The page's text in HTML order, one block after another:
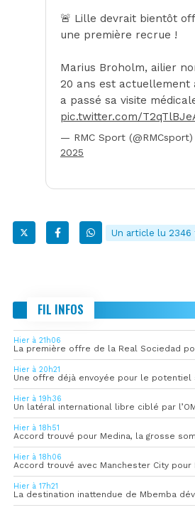
🚨 Lille devrait bientôt
une première recrue !
Marius Broholm, ailier
20 ans est actuellement
a passé sa visite
pic.twitter.com/
— RMC Sport (@RMCsport)
2025
Un article lu 2346
FIL INFOS
Hier à 21h06
Hier à 20h21
Une offre déjà envoyée pour le potentiel
Hier à 19h36
Un latéral international libre ciblé par
Hier à 18h51
Accord trouvé pour Medina, la grosse
Hier à 18h06
Accord trouvé avec Manchester City pour
Hier à 17h21
La destination inattendue de Mbemba